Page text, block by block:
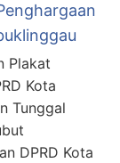
Plakat
Kota
Tunggal
DPRD Kota